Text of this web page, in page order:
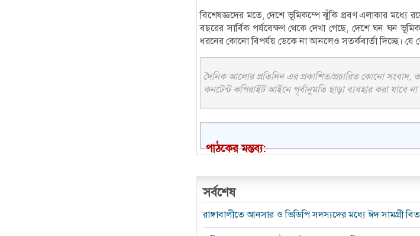
বিশেষজ্ঞদের মতে, দেশে ভূমিকম্পে ঝুঁকি প্রবণ এলাকার মধ্যে
বছরের সার্বিক পর্যবেক্ষণ থেকে দেখা গেছে, দেশে ঘন ঘন
ধরনের কোনো বিপর্যয় ডেকে না আনলেও সতর্কবার্তা দিচ্ছে।
দৈনিক আলোর প্রতিদিন এর প্রকাশিত/প্রচারিত কোনো সংবাদ,
কনটেন্ট কপিরাইট আইনে পূর্বানুমতি ছাড়া ব্যবহার করা যাবে না
পাঠকের মন্তব্য:
সর্বশেষ
রাঙ্গাবালীতে আনসার ও ভিডিপি সদস্যদের মধ্যে ঈদ